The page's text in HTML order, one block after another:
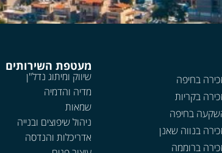
בחיפה
בקריות
בחיפה
בנווה שאנן
ברוממה
מעטפת השירותים
שיווק ומיתוג נדל"ן
מדיה והדמיה
שמאות
ניהול שיפוצים ובנייה
אדריכלות והנדסה